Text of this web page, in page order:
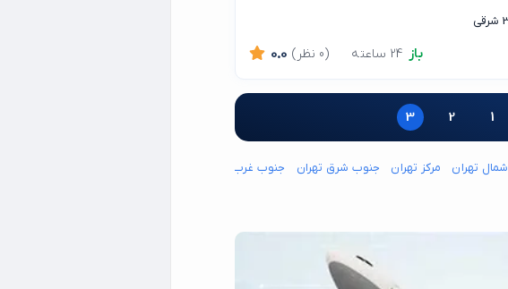
باز 0.0 (0 نظر)
1
2
3
شمال تهران مرکز تهران جنوب شرق تهران جنوب غرب تهران